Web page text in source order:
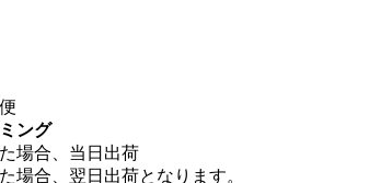
ング
場合、当日出荷
場合、翌日出荷となります。